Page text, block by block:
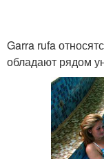
Garra rufa
обладают рядом